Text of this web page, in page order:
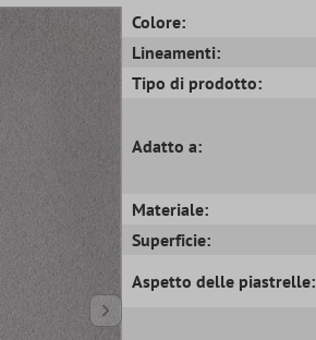
Colore:
Lineamenti:
Tipo di prodotto:
Adatto a:
Materiale:
Superficie:
Aspetto delle piastrelle: